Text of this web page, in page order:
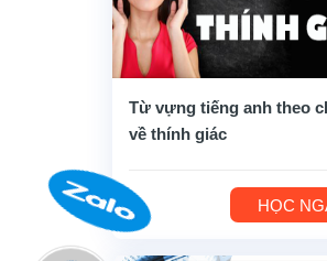
Từ vựng tiếng anh theo
về thính giác
HỌC